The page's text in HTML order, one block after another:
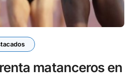
matanceros en